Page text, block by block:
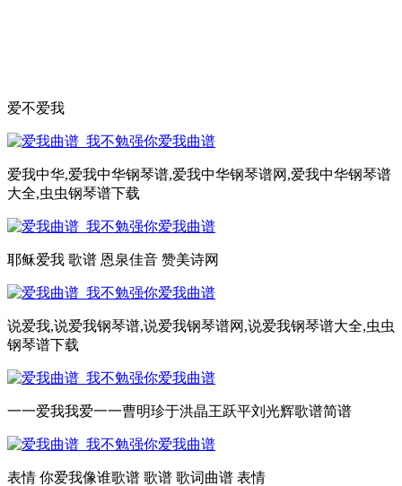
爱不爱我
爱我中华,爱我中华钢琴谱,爱我中华钢琴谱网,爱我中华钢琴谱
大全,虫虫钢琴谱下载
耶稣爱我 歌谱 恩泉佳音 赞美诗网
说爱我,说爱我钢琴谱,说爱我钢琴谱网,说爱我钢琴谱大全,虫虫
钢琴谱下载
一一爱我我爱一一曹明珍于洪晶王跃平刘光辉歌谱简谱
表情 你爱我像谁歌谱 歌谱 歌词曲谱 表情